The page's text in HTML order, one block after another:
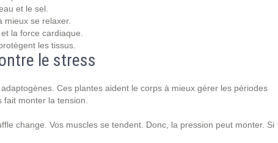
et le sel.
mieux se relaxer.
la force cardiaque.
les tissus.
le stress
Ces plantes aident le corps à mieux gérer les périodes
monter la tension.
change. Vos muscles se tendent. Donc, la pression peut monter. Si